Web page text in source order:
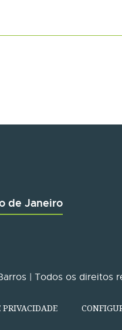
de Janeiro
| Todos os direitos